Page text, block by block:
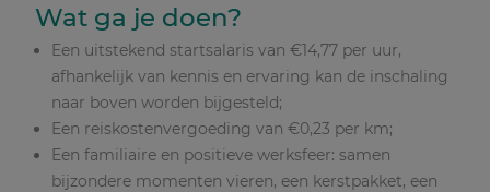
Wat ga je doen?
Een uitstekend startsalaris van €14,77 per uur,
afhankelijk van kennis en ervaring kan de inschaling
naar boven worden bijgesteld;
Een reiskostenvergoeding van €0,23 per km;
Een familiaire en positieve werksfeer: samen
bijzondere momenten vieren, een kerstpakket, een